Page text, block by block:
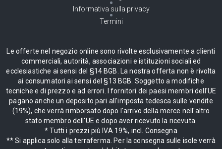
Informativa sulla privacy
Termini
Le offerte nel negozio online sono rivolte esclusivamente a clienti
commerciali, autorità, associazioni e istituzioni sociali ed
ecclesiastiche ai sensi del §14 BGB. La nostra offerta non è rivolta
ai consumatori ai sensi del §13 BGB. Soggetto a modifiche
tecniche e di prezzo e ad errori. I fornitori dei paesi membri dell'UE
pagano anche un deposito pari all'imposta tedesca sulle vendite
(19%), che verrà rimborsato dopo l'arrivo della merce nell'altro
stato membro dell'UE e dopo aver ricevuto la ricevuta.
* Tutti i prezzi più IVA 19%, incl. Consegna
** Si applica solo alla terraferma. Per la consegna sulle isole verrà